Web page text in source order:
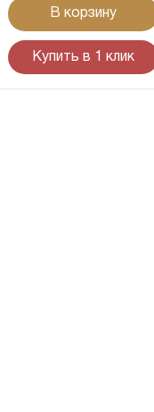
В корзину
Купить в 1 клик